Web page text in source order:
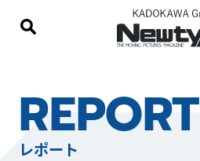
REPORT
レポート